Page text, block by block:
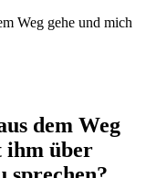
Weg gehe und mich
dem Weg
ihm über